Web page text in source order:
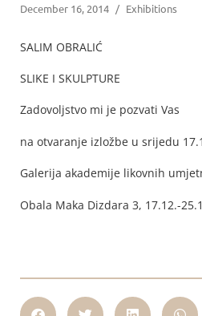
December 16, 2014 / Exhibitions
SALIM OBRALIĆ
SLIKE I SKULPTURE
Zadovoljstvo mi je pozvati Vas
na otvaranje izložbe u srijedu
Galerija akademije likovnih
Obala Maka Dizdara 3, 17.12.-